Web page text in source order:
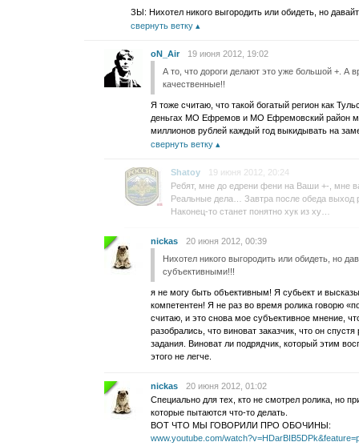
ЗЫ: Нихотел никого выгородить или обидеть, но
свернуть ветку
oN_Air
19 июня 2012, 19:02
А то, что дороги делают это уже большой +. А
качественные!!
Я тоже считаю, что такой богатый регион как
деньгах МО Ефремов и МО Ефремовский район
миллионов рублей каждый год выкидывать на
свернуть ветку
Shatoy
19 июня 2012, 20:24
Ребят, мне до едрени фени на Ваши +-, мне
Реальные дела… Завтра после обеда выход
Наконец-то станет понятно хук из ху…
nickas
20 июня 2012, 00:39
Нихотел никого выгородить или обидеть, но
субъективными!!!
я не могу быть объективным! Я субьект и
компетентен! Я не раз во время ролика говорю
считаю, и это снова мое субъективное мнение,
разобрались, что виноват заказчик, что он
задания. Виноват ли подрядчик, который этим
этого не легче.
nickas
20 июня 2012, 01:02
Специально для тех, кто не смотрел ролика, но
которые пытаются что-то делать.
ВОТ ЧТО МЫ ГОВОРИЛИ ПРО ОБОЧИНЫ:
www.youtube.com/